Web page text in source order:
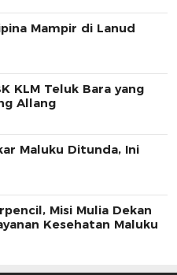
Mampir di Lanud
KLM Teluk Bara yang
Allang
Maluku Ditunda, Ini
Misi Mulia Dekan
Kesehatan Maluku